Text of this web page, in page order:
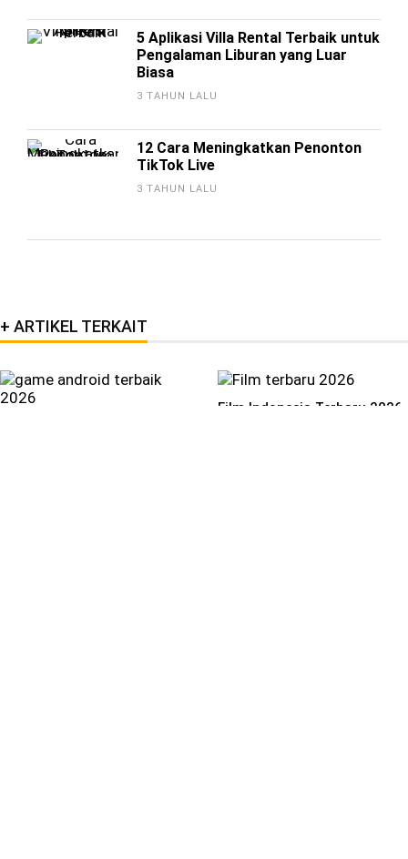
5 Aplikasi Villa Rental Terbaik untuk
Pengalaman Liburan yang Luar
Biasa
3 TAHUN LALU
12 Cara Meningkatkan Penonton
TikTok Live
3 TAHUN LALU
ARTIKEL TERKAIT
Film Indonesia Terbaru 2026,